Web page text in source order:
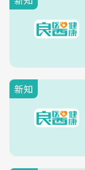
新知